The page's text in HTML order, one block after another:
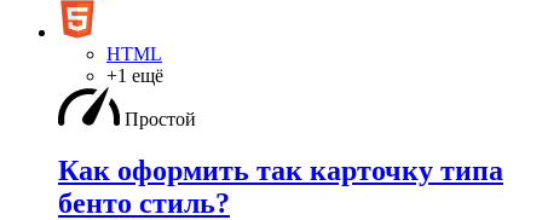
HTML
+1 ещё
Простой
Как оформить так карточку типа
бенто стиль?